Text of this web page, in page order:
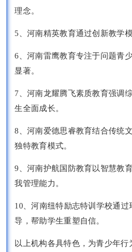
理念。
5、河南精英教育通过创新教学
6、河南雷鹰教育专注于问题青
显著。
7、河南龙耀腾飞素质教育强调
生全面成长。
8、河南爱德思睿教育结合传统
独特教育模式。
9、河南护航国防教育以智慧教
我管理能力。
10、河南纽特励志特训学校通
导，帮助学生重塑自信。
以上机构各具特色，为青少年